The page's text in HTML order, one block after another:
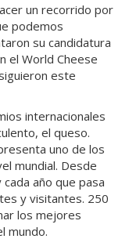
un recorrido por
podemos
su candidatura
el World Cheese
este
internacionales
el queso.
uno de los
mundial. Desde
año que pasa
y visitantes. 250
los mejores
mundo.